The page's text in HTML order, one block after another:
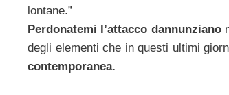
lontane.”
Perdonatemi l’attacco dannunziano
degli elementi che in questi ultimi
contemporanea.